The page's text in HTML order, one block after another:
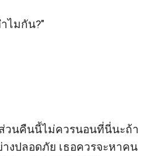
ไมกัน?"
วนคืนนี้ไม่ควรนอนที่นี่นะถ้า
งปลอดภัย เธอควรจะหาคน